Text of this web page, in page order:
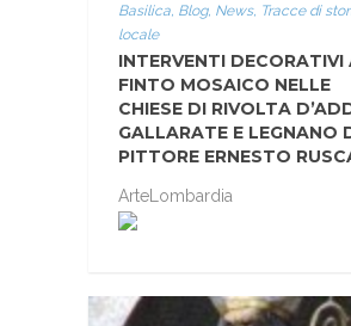
Basilica, Blog, News, Tracce di
locale
INTERVENTI DECORATIVI
FINTO MOSAICO NELLE
CHIESE DI RIVOLTA
GALLARATE E LEGNANO
PITTORE ERNESTO
ArteLombardia